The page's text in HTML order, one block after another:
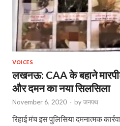
VOICES
लखनऊ: CAA के बहाने
और दमन का नया सिलसिला
November 6, 2020 - byजनपथ
रिहाई मंच इस पुलिसिया दमनात्मक